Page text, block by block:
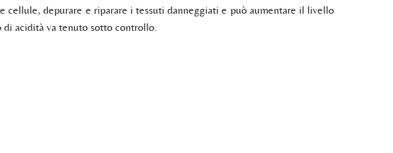
cellule, depurare e riparare i tessuti danneggiati e può aumentare il livello
acidità va tenuto sotto controllo.